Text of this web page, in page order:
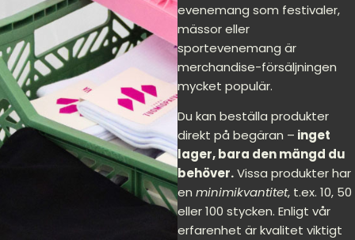
evenemang som festivaler,
mässor eller
sportevenemang är
merchandise-försäljningen
mycket populär.
Du kan beställa produkter
direkt på begäran – inget
lager, bara den mängd du
behöver.Vissa produkter har
en minimikvantitet, t.ex. 10, 50
eller 100 stycken. Enligt vår
erfarenhet är kvalitet viktigt